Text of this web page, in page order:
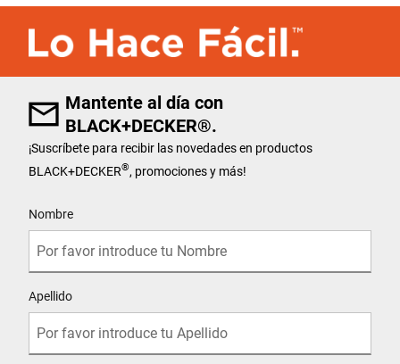
Mantente al día con
BLACK+DECKER®.
¡Suscríbete para recibir las novedades en productos
BLACK+DECKER®, promociones y más!
Nombre
Apellido